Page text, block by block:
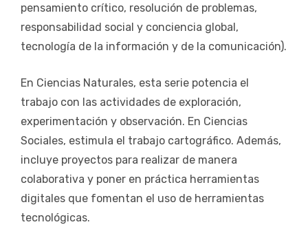
pensamiento crítico, resolución de problemas,
responsabilidad social y conciencia global,
tecnología de la información y de la comunicación).
En Ciencias Naturales, esta serie potencia el
trabajo con las actividades de exploración,
experimentación y observación. En Ciencias
Sociales, estimula el trabajo cartográfico. Además,
incluye proyectos para realizar de manera
colaborativa y poner en práctica herramientas
digitales que fomentan el uso de herramientas
tecnológicas.